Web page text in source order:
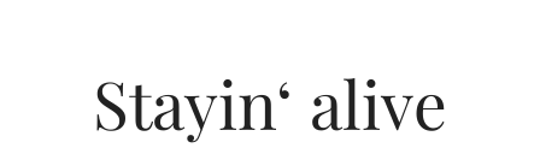
Stayin‘ alive